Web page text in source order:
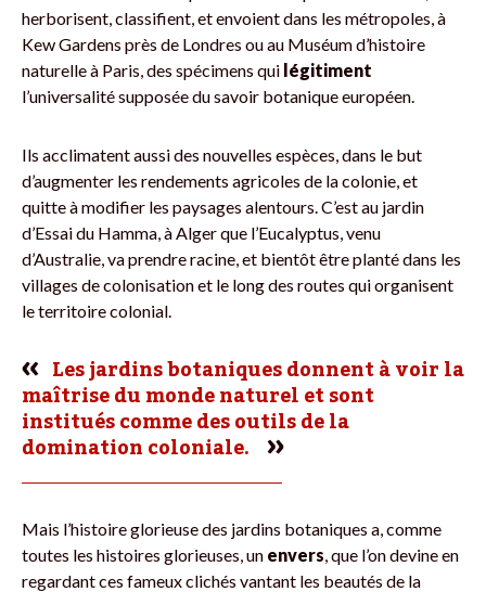
herborisent, classifient, et envoient dans les métropoles, à
Kew Gardens près de Londres ou au Muséum d’histoire
naturelle à Paris, des spécimens qui légitiment
l’universalité supposée du savoir botanique européen.
Ils acclimatent aussi des nouvelles espèces, dans le but
d’augmenter les rendements agricoles de la colonie, et
quitte à modifier les paysages alentours. C’est au jardin
d’Essai du Hamma, à Alger que l’Eucalyptus, venu
d’Australie, va prendre racine, et bientôt être planté dans les
villages de colonisation et le long des routes qui organisent
le territoire colonial.
Les jardins botaniques donnent à voir la
maîtrise du monde naturel et sont
institués comme des outils de la
domination coloniale.
Mais l’histoire glorieuse des jardins botaniques a, comme
toutes les histoires glorieuses, un envers , que l’on devine en
regardant ces fameux clichés vantant les beautés de la